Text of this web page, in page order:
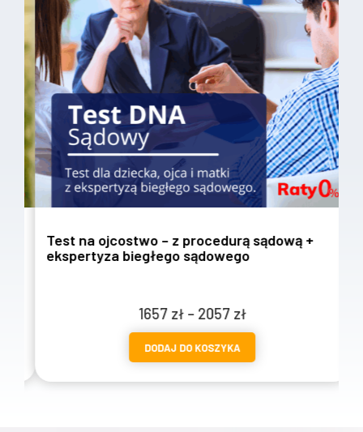
Test na ojcostwo – z procedurą sądową +
ekspertyza biegłego sądowego
1657zł– 2057złZakres
cen:
od
DODAJ DO KOSZYKA